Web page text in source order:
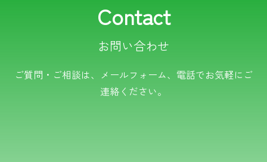
Contact
お問い合わせ
ご質問・ご相談は、メールフォーム、電話でお気軽にご
連絡ください。
電話でのお問い合わせ